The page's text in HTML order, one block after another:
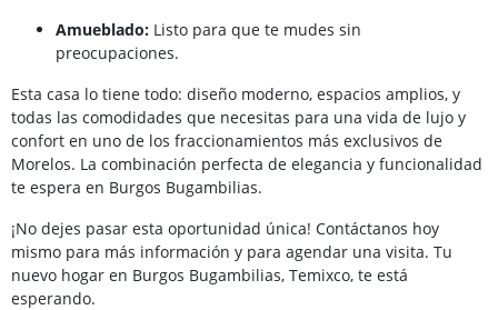
Amueblado: Listo para que te mudes sin
preocupaciones.
Esta casa lo tiene todo: diseño moderno, espacios amplios, y
todas las comodidades que necesitas para una vida de lujo y
confort en uno de los fraccionamientos más exclusivos de
Morelos. La combinación perfecta de elegancia y funcionalidad
te espera en Burgos Bugambilias.
¡No dejes pasar esta oportunidad única! Contáctanos hoy
mismo para más información y para agendar una visita. Tu
nuevo hogar en Burgos Bugambilias, Temixco, te está
esperando.